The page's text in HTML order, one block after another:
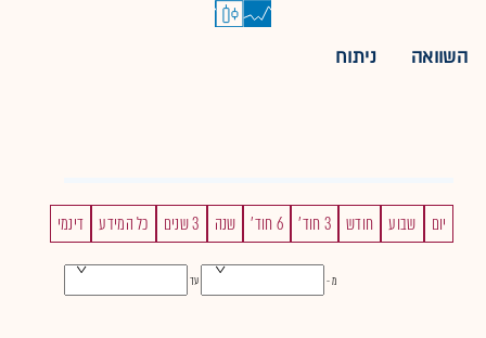
השוואה ניתוח
יום שבוע חודש 3 חוד' 6 חוד' שנה 3 שנים כל המידע דינמי
מ - עד